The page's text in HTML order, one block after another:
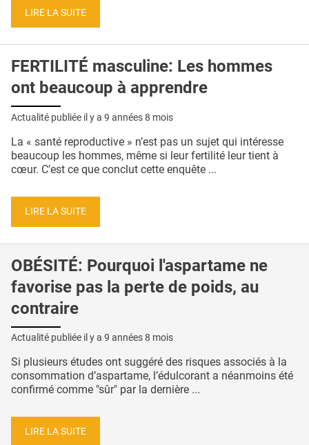
CONTACT
LIRE LA SUITE
FERTILITÉ masculine: Les hommes
ont beaucoup à apprendre
Actualité publiée il y a 9 années 8 mois
La « santé reproductive » n’est pas un sujet qui intéresse
beaucoup les hommes, même si leur fertilité leur tient à
cœur. C’est ce que conclut cette enquête ...
LIRE LA SUITE
OBÉSITÉ: Pourquoi l'aspartame ne
favorise pas la perte de poids, au
contraire
Actualité publiée il y a 9 années 8 mois
Si plusieurs études ont suggéré des risques associés à la
consommation d’aspartame, l’édulcorant a néanmoins été
confirmé comme "sûr" par la dernière ...
LIRE LA SUITE